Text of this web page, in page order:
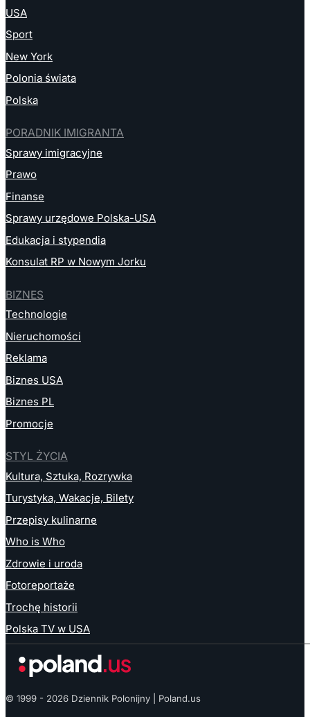
USA
Sport
New York
Polonia świata
Polska
PORADNIK IMIGRANTA
Sprawy imigracyjne
Prawo
Finanse
Sprawy urzędowe Polska-USA
Edukacja i stypendia
Konsulat RP w Nowym Jorku
BIZNES
Technologie
Nieruchomości
Reklama
Biznes USA
Biznes PL
Promocje
STYL ŻYCIA
Kultura, Sztuka, Rozrywka
Turystyka, Wakacje, Bilety
Przepisy kulinarne
Who is Who
Zdrowie i uroda
Fotoreportaże
Trochę historii
Polska TV w USA
© 1999 - 2026 Dziennik Polonijny | Poland.us